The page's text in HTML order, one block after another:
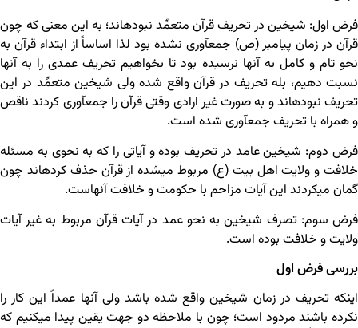
فرض اول: شیخین در تحریف قرآن متعمِّد نبوده‏اند؛ به این معنی که چون
قرآن در زمان پیامبر (ص) جمع‏آوری نشده بود لذا اساساً از ابتداء قرآن به
نحو تام و کامل به آنها نرسیده بود تا بخواهیم تحریف عمدی را به آنها
نسبت دهیم، بله تحریف در قرآن واقع شده ولی شیخین متعمِّد در این
تحریف نبوده‏اند و به صورت غیر ارادی وقتی قرآن را جمع‏آوری کردند ناقص
و همراه با تحریف جمع‏آوری شده است.
فرض دوم: شیخین عامد در تحریف بوده و آیاتی را که به نحوی به مسئله
خلافت و ولایت اهل بیت (ع) مربوط می‏شده از قرآن حذف کرده‏اند چون
گمان می‏کردند این آیات مزاحم با حکومت و خلافت آنهاست.
فرض سوم: تصرف شیخین به نحو عمد در آیات قرآن مربوط به غیر آیات
ولایت و خلافت بوده است.
بررسی فرض اول
اینکه تحریف در زمان شیخین واقع شده باشد ولی آنها عمداً این کار را
نکرده باشند مردود است؛ چون با ملاحظه دو جهت یقین پیدا می‏کنیم که